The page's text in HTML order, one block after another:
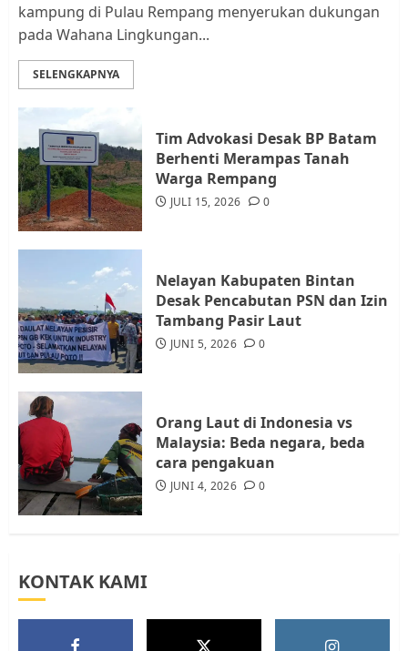
3
Kader Pajak jadi Penghubung
Pemerintah dan Masyarakat di
4
Datangi Pemko Batam, Warga
Rempang Protes Lahan Mereka
Diambil untuk Sekolah Rakyat
5
Warga Rempang Ajukan
Audiensi dengan Wali Kota
Batam, Soroti Aktivitas yang
Resahkan Warga
kampung di Pulau Rempang menyerukan dukungan
pada Wahana Lingkungan...
SELENGKAPNYA
Tim Advokasi Desak BP Batam
Berhenti Merampas Tanah
Warga Rempang
JULI 15, 2026 0
Nelayan Kabupaten Bintan
Desak Pencabutan PSN dan Izin
Tambang Pasir Laut
JUNI 5, 2026 0
Orang Laut di Indonesia vs
Malaysia: Beda negara, beda
cara pengakuan
JUNI 4, 2026 0
KONTAK KAMI